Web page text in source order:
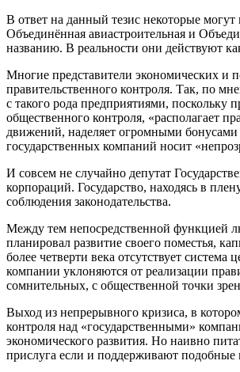
В ответ на данный тезис некоторые
Объединённая авиастроительная и
названию. В реальности они действуют
Многие представители экономических и
правительственного контроля. Так, по
с такого рода предприятиями, поскольку
общественного контроля, «располагает
движений, наделяет огромными бонусами
государственных компаний носит
И совсем не случайно депутат
корпораций. Государство, находясь в
соблюдения законодательства.
Между тем непосредственной функцией
планировал развитие своего поместья,
более четверти века отсутствует
компании уклоняются от реализации
сомнительных, с общественной точки
Выход из непрерывного кризиса, в
контроля над «государственными»
экономического развития. Но наивно
прислуга если и поддерживают подобные